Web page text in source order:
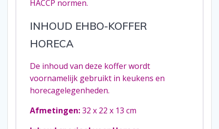
HACCP normen.
INHOUD EHBO-KOFFER
HORECA
De inhoud van deze koffer wordt
voornamelijk gebruikt in keukens en
horecagelegenheden.
Afmetingen:32 x 22 x 13 cm